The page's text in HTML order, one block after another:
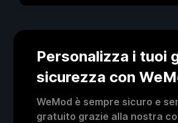
Personalizza i tuoi
sicurezza con
WeMod è sempre sicuro e
gratuito grazie alla nostra